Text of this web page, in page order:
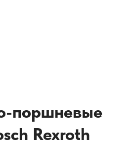
поршневые
Rexroth